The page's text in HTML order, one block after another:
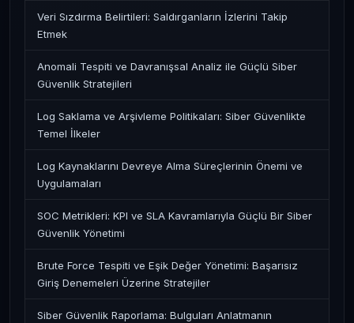
Veri Sızdırma Belirtileri: Saldırganların İzlerini Takip
Etmek
Anomali Tespiti ve Davranışsal Analiz ile Güçlü Siber
Güvenlik Stratejileri
Log Saklama ve Arşivleme Politikaları: Siber Güvenlikte
Temel İlkeler
Log Kaynaklarını Devreye Alma Süreçlerinin Önemi ve
Uygulamaları
SOC Metrikleri: KPI ve SLA Kavramlarıyla Güçlü Bir Siber
Güvenlik Yönetimi
Brute Force Tespiti ve Eşik Değer Yönetimi: Başarısız
Giriş Denemeleri Üzerine Stratejiler
Siber Güvenlik Raporlama: Bulguları Anlatmanın